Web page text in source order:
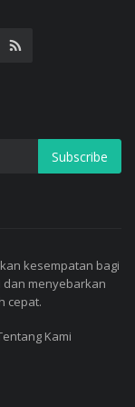
Subscribe
kesempatan bagi
menyebarkan
cepat.
Kami